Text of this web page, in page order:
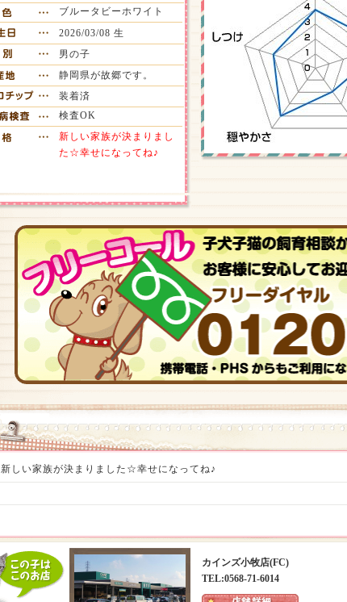
ブルータビーホワイト
2026/03/08 生
男の子
静岡県が故郷です。
装着済
検査OK
新しい家族が決まりまし
た☆幸せになってね♪
新しい家族が決まりました☆幸せになってね♪
カインズ小牧店(FC)
TEL:0568-71-6014